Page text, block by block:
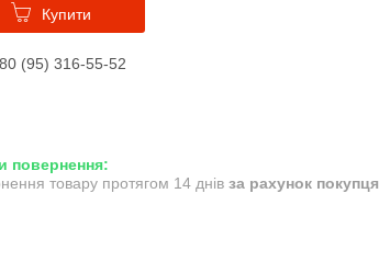
Купити
(95) 316-55-52
товару протягом 14 днів за рахунок покупця